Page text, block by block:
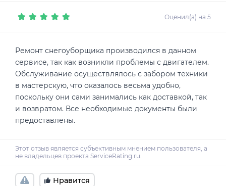
Оценил(а) на 5
Ремонт снегоуборщика производился в данном
сервисе, так как возникли проблемы с двигателем.
Обслуживание осуществлялось с забором техники
в мастерскую, что оказалось весьма удобно,
поскольку они сами занимались как доставкой, так
и возвратом. Все необходимые документы были
предоставлены.
Нравится